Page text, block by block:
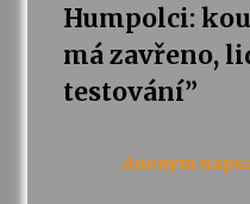
Petr
30. 6.
Humpolci:
má zavřeno,
testování”
Anonym